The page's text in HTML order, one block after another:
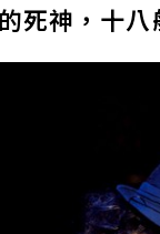
死神，十